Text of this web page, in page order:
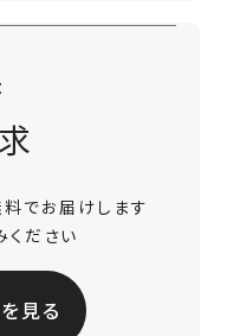
でお届けします
ください
見る